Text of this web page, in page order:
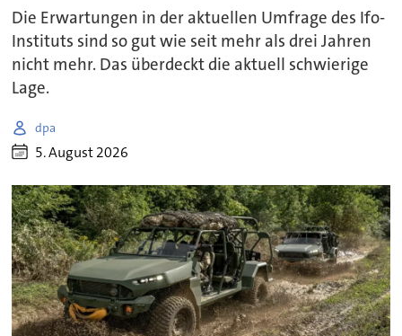
Die Erwartungen in der aktuellen Umfrage des Ifo-
Instituts sind so gut wie seit mehr als drei Jahren
nicht mehr. Das überdeckt die aktuell schwierige
Lage.
dpa
5. August 2026